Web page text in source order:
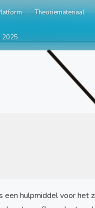
Theoriemateriaal
2025
hulpmiddel voor het